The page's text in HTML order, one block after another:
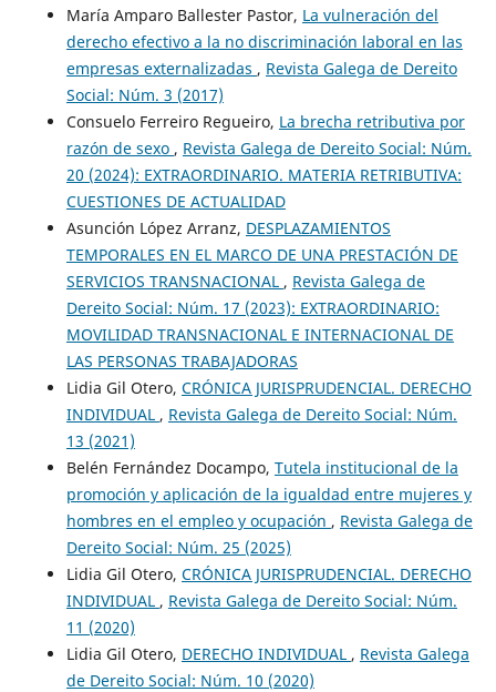
María Amparo Ballester Pastor, La vulneración del
derecho efectivo a la no discriminación laboral en las
empresas externalizadas , Revista Galega de Dereito
Social: Núm. 3 (2017)
Consuelo Ferreiro Regueiro, La brecha retributiva por
razón de sexo , Revista Galega de Dereito Social: Núm.
20 (2024): EXTRAORDINARIO. MATERIA RETRIBUTIVA:
CUESTIONES DE ACTUALIDAD
Asunción López Arranz, DESPLAZAMIENTOS
TEMPORALES EN EL MARCO DE UNA PRESTACIÓN DE
SERVICIOS TRANSNACIONAL , Revista Galega de
Dereito Social: Núm. 17 (2023): EXTRAORDINARIO:
MOVILIDAD TRANSNACIONAL E INTERNACIONAL DE
LAS PERSONAS TRABAJADORAS
Lidia Gil Otero, CRÓNICA JURISPRUDENCIAL. DERECHO
INDIVIDUAL , Revista Galega de Dereito Social: Núm.
13 (2021)
Belén Fernández Docampo, Tutela institucional de la
promoción y aplicación de la igualdad entre mujeres y
hombres en el empleo y ocupación , Revista Galega de
Dereito Social: Núm. 25 (2025)
Lidia Gil Otero, CRÓNICA JURISPRUDENCIAL. DERECHO
INDIVIDUAL , Revista Galega de Dereito Social: Núm.
11 (2020)
Lidia Gil Otero, DERECHO INDIVIDUAL , Revista Galega
de Dereito Social: Núm. 10 (2020)